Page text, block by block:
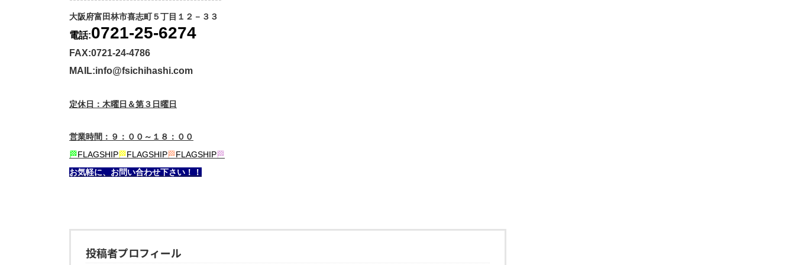
大阪府富田林市喜志町５丁目１２－３３
電話:0721-25-6274
FAX:0721-24-4786
MAIL:info@fsichihashi.com
定休日：木曜日＆第３日曜日
営業時間：９：００～１８：００
🏁FLAGSHIP🏁FLAGSHIP🏁FLAGSHIP🏁
お気軽に、お問い合わせ下さい！！
投稿者プロフィール